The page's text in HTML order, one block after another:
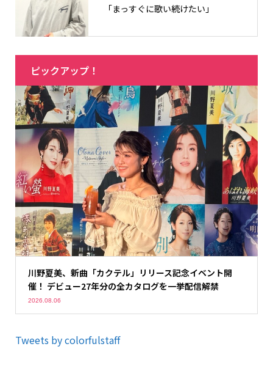
「まっすぐに歌い続けたい」
ピックアップ！
川野夏美、新曲「カクテル」リリース記念イベント開
催！ デビュー27年分の全カタログを一挙配信解禁
2026.08.06
Tweets by colorfulstaff